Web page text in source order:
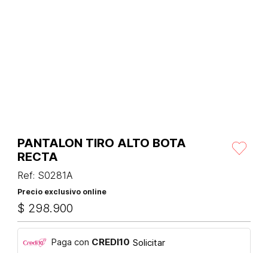
PANTALON TIRO ALTO BOTA
RECTA
Ref: S0281A
Precio exclusivo online
$ 298.900
Paga con CREDI10 Solicitar